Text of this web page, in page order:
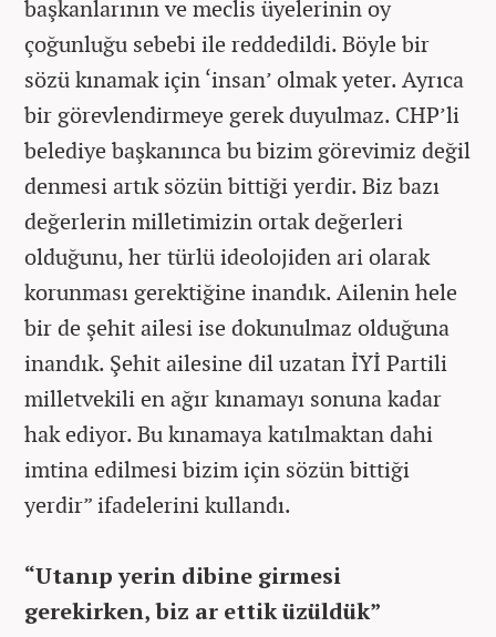
başkanlarının ve meclis üyelerinin oy
çoğunluğu sebebi ile reddedildi. Böyle bir
sözü kınamak için ‘insan’ olmak yeter. Ayrıca
bir görevlendirmeye gerek duyulmaz. CHP’li
belediye başkanınca bu bizim görevimiz değil
denmesi artık sözün bittiği yerdir. Biz bazı
değerlerin milletimizin ortak değerleri
olduğunu, her türlü ideolojiden ari olarak
korunması gerektiğine inandık. Ailenin hele
bir de şehit ailesi ise dokunulmaz olduğuna
inandık. Şehit ailesine dil uzatan İYİ Partili
milletvekili en ağır kınamayı sonuna kadar
hak ediyor. Bu kınamaya katılmaktan dahi
imtina edilmesi bizim için sözün bittiği
yerdir” ifadelerini kullandı.
“Utanıp yerin dibine girmesi
gerekirken, biz ar ettik üzüldük”